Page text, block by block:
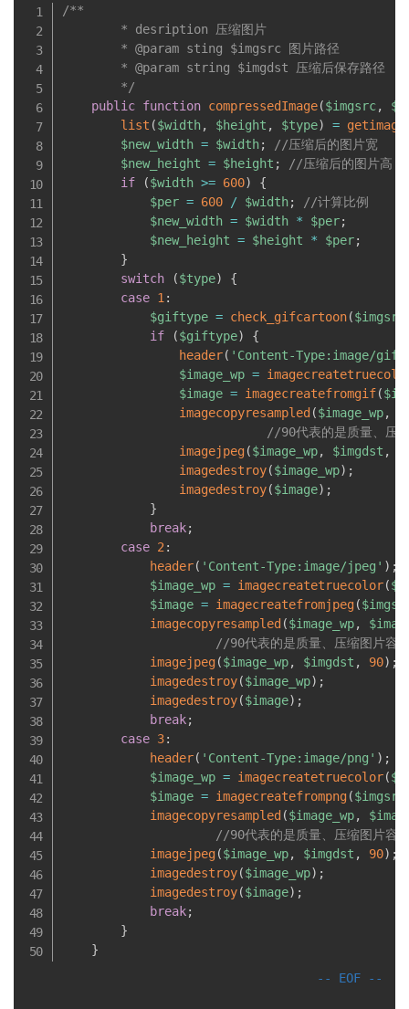
/**
        * desription 压缩图片
        * @param sting $imgsrc 图片路径
        * @param string $imgdst 压缩后保存路径
        */
public function compressedImage($imgsrc,
list ($width, $height , $type) =
$new_width = $width;
//压缩后的图片宽
$new_height = $height ;
//压缩后的图片高
if
($width >= 600)
{
$per = 600 / $width;
//计算比例
$new_width = $width * $per;
$new_height = $height * $per;
}
switch
($type)
{
case 1 :
$giftype = check_gifcartoon($imgsrc
if
($giftype)
{
header( 'Content-Type:image/gif'
$image_wp =
$image = imagecreatefromgif(
imagecopyresampled ($image_wp,
//90代表的是质量、压
imagejpeg($image_wp, $imgdst ,
imagedestroy($image_wp) ;
imagedestroy($image) ;
}
break;
case 2 :
header( 'Content-Type:image/jpeg' ) ;
$image_wp = imagecreatetruecolor(
$image = imagecreatefromjpeg(
imagecopyresampled ($image_wp,
//90代表的是质量、压缩图片容
imagejpeg($image_wp, $imgdst , 90) ;
imagedestroy($image_wp) ;
imagedestroy($image) ;
break;
case 3:
header( 'Content-Type:image/png' ) ;
$image_wp = imagecreatetruecolor(
$image = imagecreatefrompng($imgsrc
imagecopyresampled ($image_wp,
//90代表的是质量、压缩图片容
imagejpeg($image_wp, $imgdst , 90) ;
imagedestroy($image_wp) ;
imagedestroy($image) ;
break;
}
}